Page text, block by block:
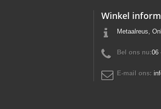
Winkel
Metaalreus,
Bel ons nu:06
E-mail ons: